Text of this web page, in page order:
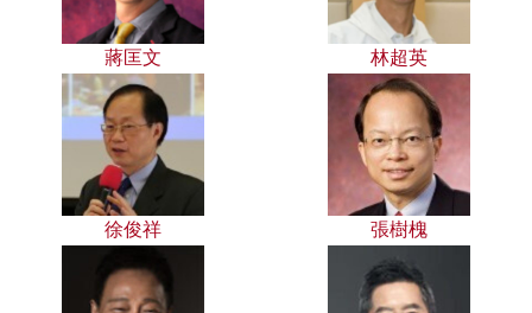
蔣匡文 林超英
徐俊祥 張樹槐